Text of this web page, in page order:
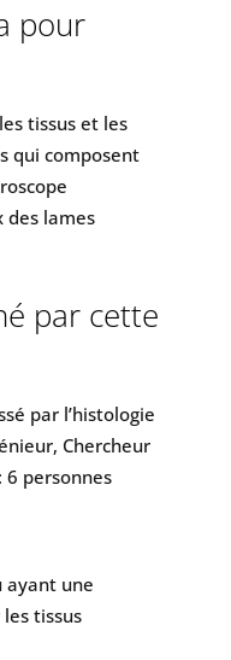
pour
tissus et les
qui composent
des lames
par cette
par l’histologie
Chercheur
personnes
ayant une
tissus